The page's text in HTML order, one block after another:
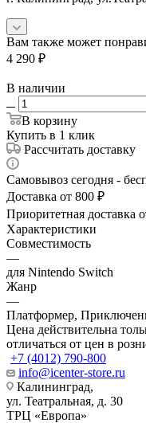
Вам также может
4 290 ₽
В наличии
В корзину
Купить в 1 клик
Рассчитать доставку
Самовывоз сегодня -
Доставка от 800 ₽
Приоритетная доставка
Характеристики
Совместимость
—
для Nintendo Switch
Жанр
—
Платформер,
Цена действительна
отличаться от цен в
+7 (4012) 790-800
info@icenter-store.ru
Калининград,
ул. Театральная, д. 30
ТРЦ «Европа»